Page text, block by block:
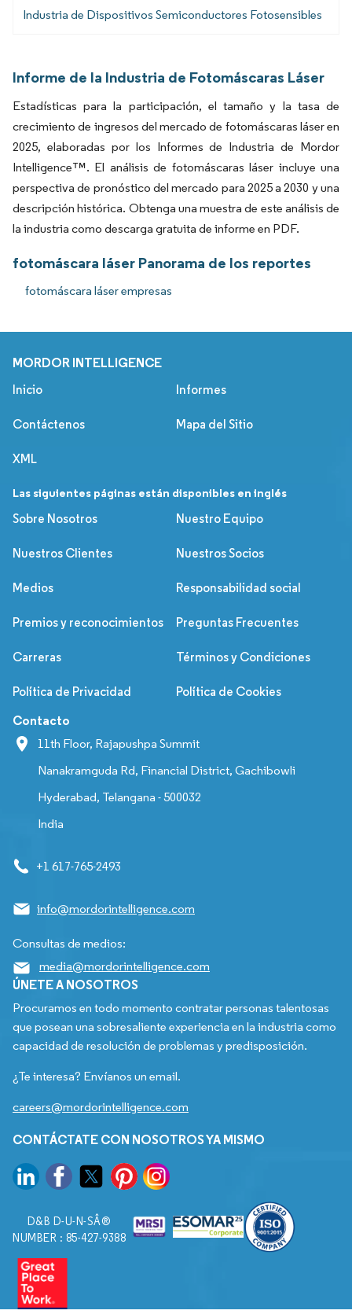
Industria de Dispositivos Semiconductores Fotosensibles
Informe de la Industria de Fotomáscaras Láser
Estadísticas para la participación, el tamaño y la tasa de
crecimiento de ingresos del mercado de fotomáscaras láser en
2025, elaboradas por los Informes de Industria de Mordor
Intelligence™. El análisis de fotomáscaras láser incluye una
perspectiva de pronóstico del mercado para 2025 a 2030 y una
descripción histórica. Obtenga una muestra de este análisis de
la industria como descarga gratuita de informe en PDF.
fotomáscara láser Panorama de los reportes
fotomáscara láser empresas
MORDOR INTELLIGENCE
Inicio Informes
Contáctenos Mapa del Sitio
XML
Las siguientes páginas están disponibles en inglés
Sobre Nosotros
Nuestro Equipo
Nuestros Clientes Nuestros Socios
Medios Responsabilidad social
Premios y reconocimientos Preguntas Frecuentes
Carreras Términos y Condiciones
Política de Privacidad Política de Cookies
Contacto
11th Floor, Rajapushpa Summit
Nanakramguda Rd, Financial District, Gachibowli
Hyderabad, Telangana - 500032
India
+1 617-765-2493
info@mordorintelligence.com
Consultas de medios:
media@mordorintelligence.com
ÚNETE A NOSOTROS
Procuramos en todo momento contratar personas talentosas
que posean una sobresaliente experiencia en la industria como
capacidad de resolución de problemas y predisposición.
¿Te interesa? Envíanos un email.
careers@mordorintelligence.com
CONTÁCTATE CON NOSOTROS YA MISMO
D&B D-U-N-SÂ®
NUMBER : 85-427-9388